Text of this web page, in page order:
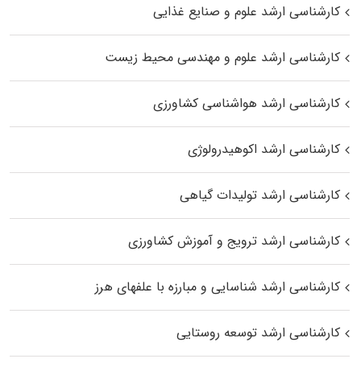
کارشناسی ارشد علوم و صنایع غذایی
کارشناسی ارشد علوم و مهندسی محیط زیست
کارشناسی ارشد هواشناسی کشاورزی
کارشناسی ارشد اکوهیدرولوژی
کارشناسی ارشد تولیدات گیاهی
کارشناسی ارشد ترویج و آموزش کشاورزی
کارشناسی ارشد شناسایی و مبارزه با علفهای هرز
کارشناسی ارشد توسعه روستایی